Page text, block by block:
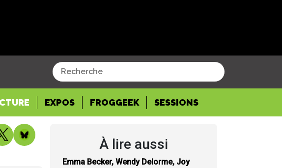
EXPOS FROGGEEK SESSIONS
À lire aussi
Emma Becker, Wendy Delorme, Joy